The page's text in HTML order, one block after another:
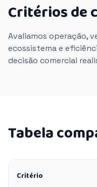
Critérios de
Avaliamos operação,
ecossistema e
decisão comercial
Tabela
Critério